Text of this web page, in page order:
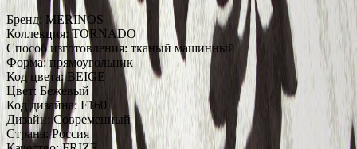
Бренд: MERINOS
Коллекция: TORNADO
Способ изготовления:тканый машинный
Форма: прямоугольник
Код цвета:BEIGE
Цвет: Бежевый
Код дизайна: F160
Дизайн: Современный
Страна:Россия